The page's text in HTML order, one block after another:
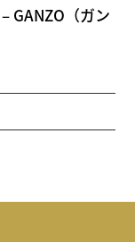
GANZO（ガン